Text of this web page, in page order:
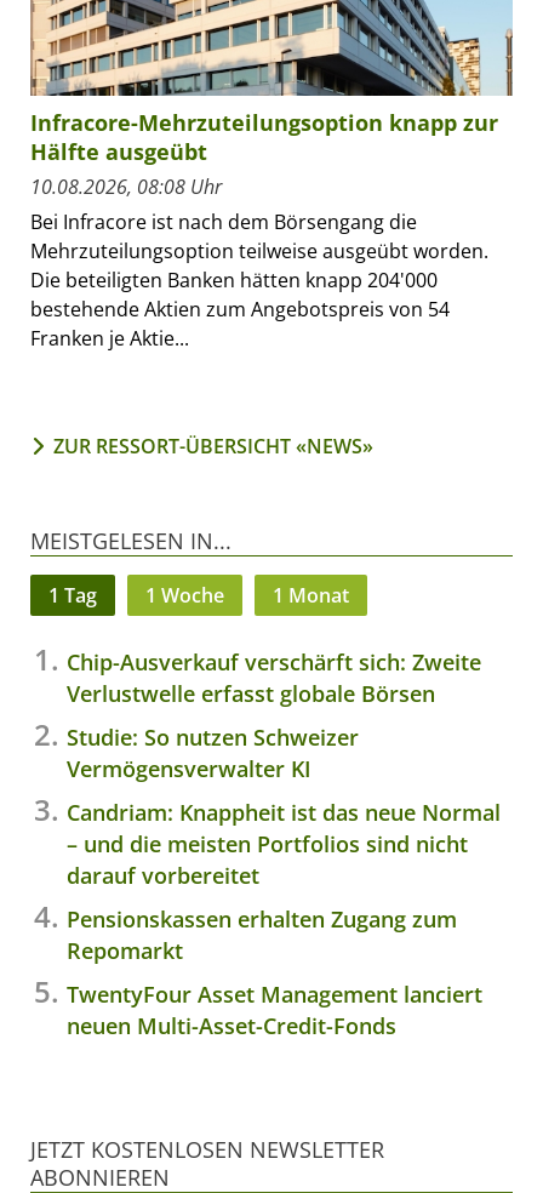
Infracore-Mehrzuteilungsoption knapp zur
Hälfte ausgeübt
10.08.2026, 08:08 Uhr
Bei Infracore ist nach dem Börsengang die
Mehrzuteilungsoption teilweise ausgeübt worden.
Die beteiligten Banken hätten knapp 204'000
bestehende Aktien zum Angebotspreis von 54
Franken je Aktie...
ZUR RESSORT-ÜBERSICHT «NEWS»
MEISTGELESEN IN...
1 Tag 1 Woche 1 Monat
Chip-Ausverkauf verschärft sich: Zweite
Verlustwelle erfasst globale Börsen
Studie: So nutzen Schweizer
Vermögensverwalter KI
Candriam: Knappheit ist das neue Normal
– und die meisten Portfolios sind nicht
darauf vorbereitet
Pensionskassen erhalten Zugang zum
Repomarkt
TwentyFour Asset Management lanciert
neuen Multi-Asset-Credit-Fonds
JETZT KOSTENLOSEN NEWSLETTER
ABONNIEREN